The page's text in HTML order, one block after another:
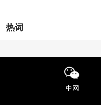
热词
中网